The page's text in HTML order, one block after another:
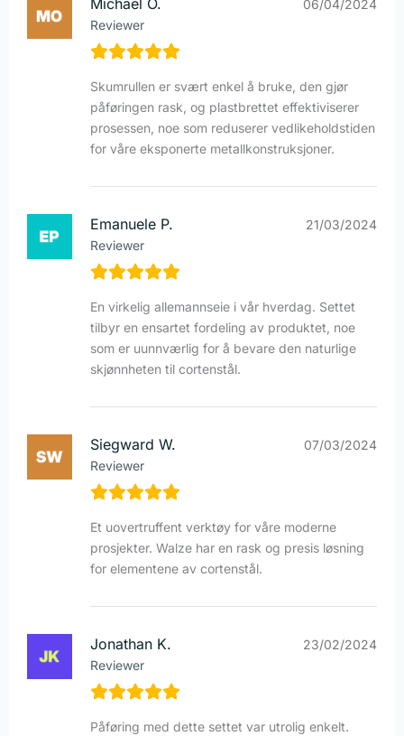
Michael O.
Reviewer
06/04/2024
Skumrullen er svært enkel å bruke, den gjør
påføringen rask, og plastbrettet effektiviserer
prosessen, noe som reduserer vedlikeholdstiden
for våre eksponerte metallkonstruksjoner.
Emanuele P.
Reviewer
21/03/2024
En virkelig allemannseie i vår hverdag. Settet
tilbyr en ensartet fordeling av produktet, noe
som er uunnværlig for å bevare den naturlige
skjønnheten til cortenstål.
Siegward W.
Reviewer
07/03/2024
Et uovertruffent verktøy for våre moderne
prosjekter. Walze har en rask og presis løsning
for elementene av cortenstål.
Jonathan K.
Reviewer
23/02/2024
Påføring med dette settet var utrolig enkelt.